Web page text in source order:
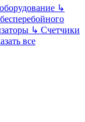
↳
↳ Счетчики
все